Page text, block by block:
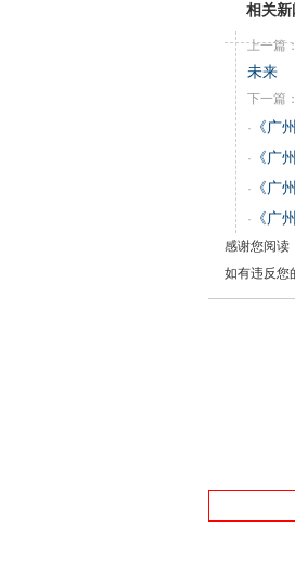
相关新
上一篇
未来
下一篇：
· 《广
· 《广
· 《广
· 《广
感谢您阅读
如有违反您